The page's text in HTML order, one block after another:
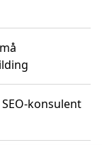
konsulent